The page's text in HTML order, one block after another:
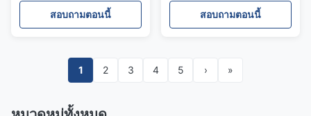
ธรรมชาติ ขนมแมว
สอบถามตอนนี้
สอบถามตอนนี้
1 2 3 4 5 › »